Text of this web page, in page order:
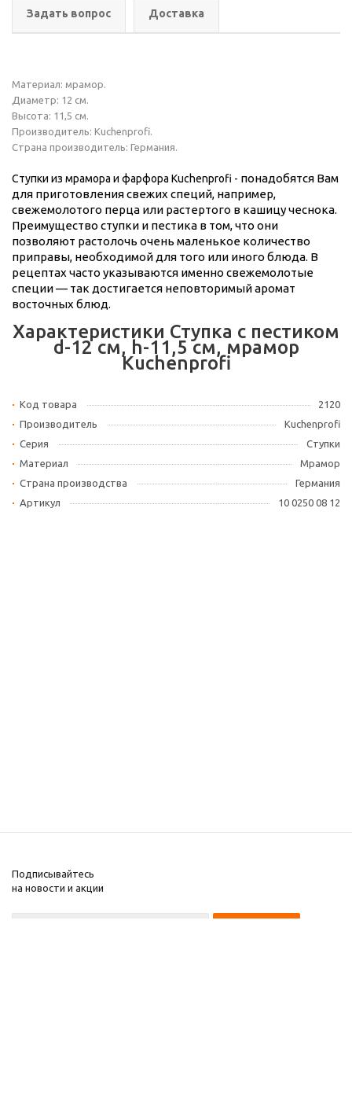
Задать вопрос Доставка
Материал: мрамор.
Диаметр: 12 см.
Высота: 11,5 см.
Производитель: Kuchenprofi.
Страна производитель: Германия.
Ступки из мрамора и фарфора Kuchenprofi - понадобятся Вам
для приготовления свежих специй, например,
свежемолотого перца или растертого в кашицу чеснока.
Преимущество ступки и пестика в том, что они
позволяют растолочь очень маленькое количество
приправы, необходимой для того или иного блюда. В
рецептах часто указываются именно свежемолотые
специи — так достигается неповторимый аромат
восточных блюд.
Характеристики Ступка с пестиком
d-12 см, h-11,5 см, мрамор
Kuchenprofi
Код товара
2120
Производитель
Kuchenprofi
Серия
Ступки
Материал
Мрамор
Страна производства
Германия
Артикул
10 0250 08 12
Подписывайтесь
на новости и акции